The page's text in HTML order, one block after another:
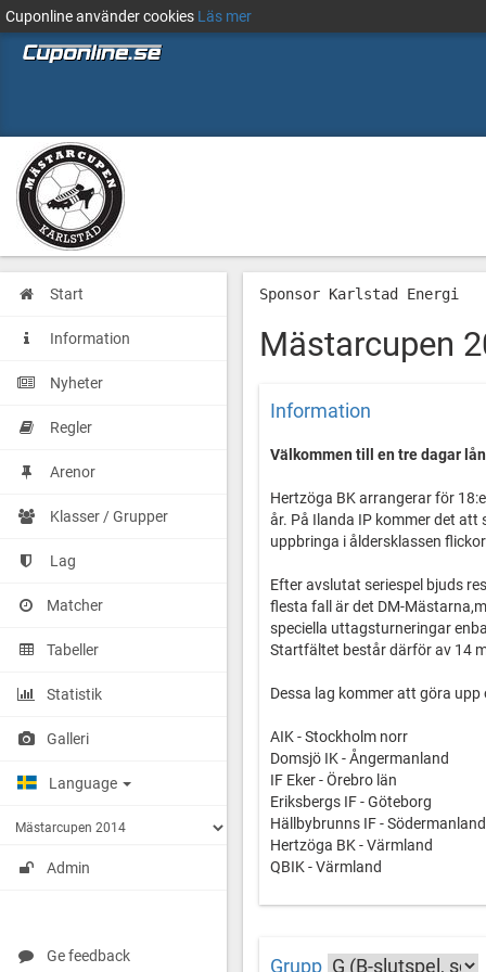
Cuponline använder cookies Läs mer
Start
Information
Nyheter
Regler
Arenor
Klasser / Grupper
Lag
Matcher
Tabeller
Statistik
Galleri
Language
Admin
Ge feedback
Sponsor Karlstad Energi
Mästarcupen
Information
Välkommen till en tre dagar
Hertzöga BK arrangerar för
år. På Ilanda IP kommer det att
uppbringa i åldersklassen
Efter avslutat seriespel bjuds
flesta fall är det DM-
speciella uttagsturneringar
Startfältet består därför av 14
Dessa lag kommer att göra
AIK - Stockholm norr
Domsjö IK - Ångermanland
IF Eker - Örebro län
Eriksbergs IF - Göteborg
Hällbybrunns IF - Södermanland
Hertzöga BK - Värmland
QBIK - Värmland
Selånger FK - Medelpad
Tyresö FF - Stockholm syd
Grupp